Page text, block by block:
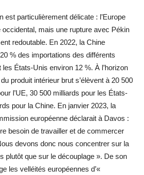
est particulièrement délicate : l’Europe
occidental, mais une rupture avec Pékin
redoutable. En 2022, la Chine
% des importations des différents
les États-Unis environ 12 %. À l’horizon
produit intérieur brut s’élèvent à 20 500
l’UE, 30 500 milliards pour les États-
pour la Chine. En janvier 2023, la
européenne déclarait à Davos :
besoin de travailler et de commercer
devons donc nous concentrer sur la
plutôt que sur le découplage ». De son
les velléités européennes d’«